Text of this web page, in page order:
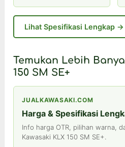
Lihat Spesifikasi Lengkap →
Temukan Lebih
150 SM SE+
JUALKAWASAKI.COM
Harga & Spesifikasi
Info harga OTR, pilihan warna,
Kawasaki KLX 150 SM SE+.